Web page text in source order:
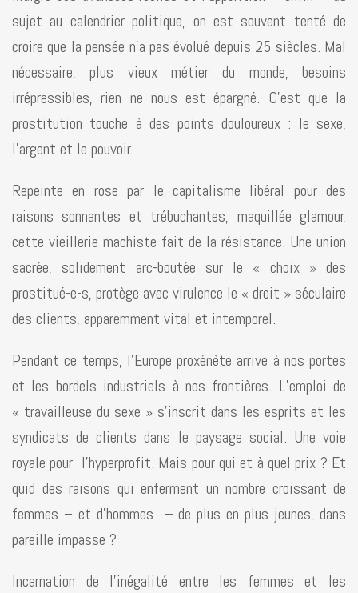
sujet au calendrier politique, on est souvent tenté de
croire que la pensée n’a pas évolué depuis 25 siècles. Mal
nécessaire, plus vieux métier du monde, besoins
irrépressibles, rien ne nous est épargné. C’est que la
prostitution touche à des points douloureux : le sexe,
l’argent et le pouvoir.
Repeinte en rose par le capitalisme libéral pour des
raisons sonnantes et trébuchantes, maquillée glamour,
cette vieillerie machiste fait de la résistance. Une union
sacrée, solidement arc-boutée sur le « choix » des
prostitué-e-s, protège avec virulence le « droit » séculaire
des clients, apparemment vital et intemporel.
Pendant ce temps, l’Europe proxénète arrive à nos portes
et les bordels industriels à nos frontières. L’emploi de
« travailleuse du sexe » s’inscrit dans les esprits et les
syndicats de clients dans le paysage social. Une voie
royale pour l’hyperprofit. Mais pour qui et à quel prix ? Et
quid des raisons qui enferment un nombre croissant de
femmes – et d’hommes – de plus en plus jeunes, dans
pareille impasse ?
Incarnation de l’inégalité entre les femmes et les